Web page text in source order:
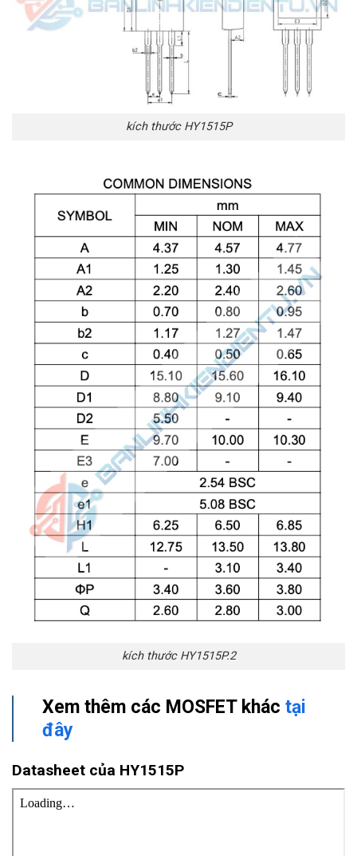
kích thước HY1515P
kích thước HY1515P.2
Xem thêm các MOSFET khác tại
đây
Datasheet của HY1515P